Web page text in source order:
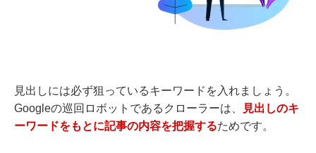
見出しには必ず狙っているキーワードを入れましょう。
Googleの巡回ロボットであるクローラーは、
見出しのキ
ーワードをもとに記事の内容を把握するためです。